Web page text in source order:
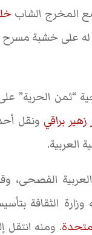
له على خشبة مسرح
“ثمن الحرية”
زهير براقي ونقل
العربية.
الفصحى،
الثقافة
. ومنه انتقل